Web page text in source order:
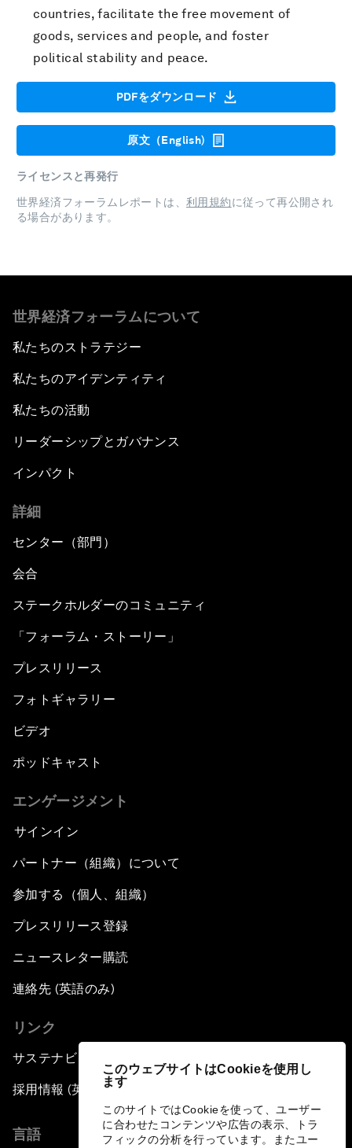
このウェブサイトはCookieを使用し
ます
このサイトではCookieを使って、ユーザー
に合わせたコンテンツや広告の表示、トラ
フィックの分析を行っています。またユー
countries, facilitate the free movement of
goods, services and people, and foster
political stability and peace.
PDFをダウンロード
原文（English)
ライセンスと再発行
世界経済フォーラムレポートは、 利用規約に従って再公開され
る場合があります。
世界経済フォーラムについて
私たちのストラテジー
私たちのアイデンティティ
私たちの活動
リーダーシップとガバナンス
インパクト
詳細
センター（部門）
会合
ステークホルダーのコミュニティ
「フォーラム・ストーリー」
プレスリリース
フォトギャラリー
ビデオ
ポッドキャスト
エンゲージメント
サインイン
パートナー（組織）について
参加する（個人、組織）
プレスリリース登録
ニュースレター購読
連絡先 (英語のみ)
リンク
サステナビリティへの取り組み
採用情報 (英語のみ)
言語